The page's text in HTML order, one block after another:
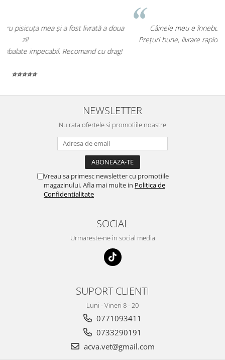
Am comandat hrană pentru pisicuța mea și a fost livrată a doua
Produse de calitate și ambalate impecabil. Recomand cu drag!
NEWSLETTER
Nu rata ofertele si promotiile noastre
Vreau sa primesc newsletter cu promotiile
magazinului. Afla mai multe in Politica de
Confidentialitate
SOCIAL
Urmareste-ne in social media
SUPORT CLIENTI
Luni - Vineri 8 - 20
0771093411
0733290191
acva.vet@gmail.com